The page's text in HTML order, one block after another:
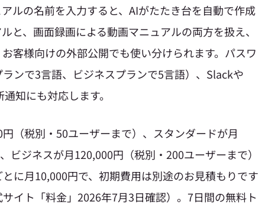
ルの名前を入力すると、AIがたたき台を自動で作成
と、画面録画による動画マニュアルの両方を扱え、
客様向けの外部公開でも使い分けられます。パスワ
ンで3言語、ビジネスプランで5言語）、Slackや
知にも対応します。
（税別・50ユーザーまで）、スタンダードが月
ビジネスが月120,000円（税別・200ユーザーまで）
に月10,000円で、初期費用は別途のお見積もりです
イト「料金」2026年7月3日確認）。7日間の無料ト